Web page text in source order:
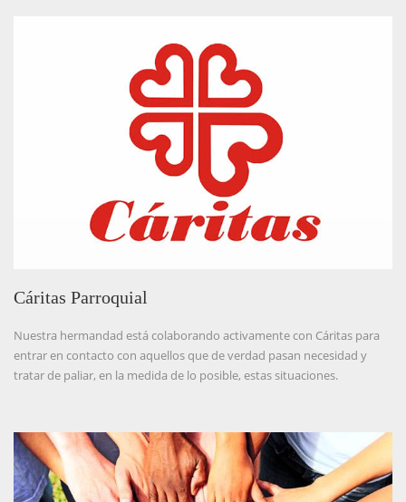
Cáritas Parroquial
Nuestra hermandad está colaborando activamente con Cáritas para
entrar en contacto con aquellos que de verdad pasan necesidad y
tratar de paliar, en la medida de lo posible, estas situaciones.